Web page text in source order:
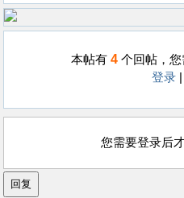
本帖有 4 个回帖，
登录
您需要登录后